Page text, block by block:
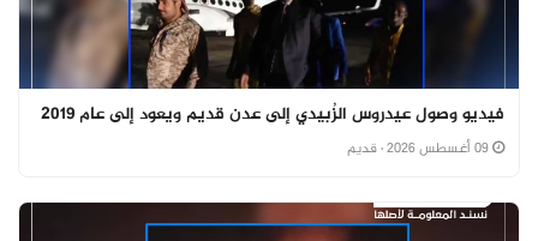
فيديو وصول عيدروس الزُبيدي إلى عدن قديم ويعود إلى عام 2019
· قديم